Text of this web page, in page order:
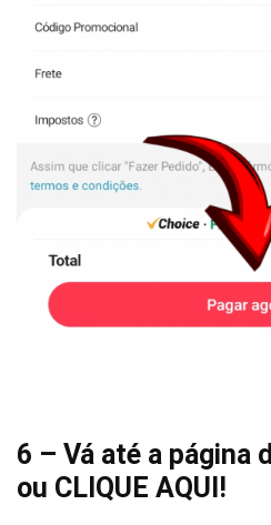
6 – Vá até a página
ou CLIQUE AQUI !